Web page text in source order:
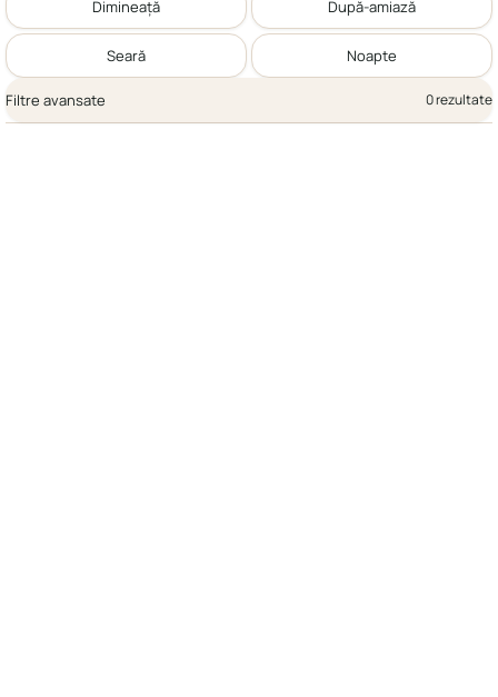
Dimineață După-amiază
Seară Noapte
Filtre avansate 0 rezultate